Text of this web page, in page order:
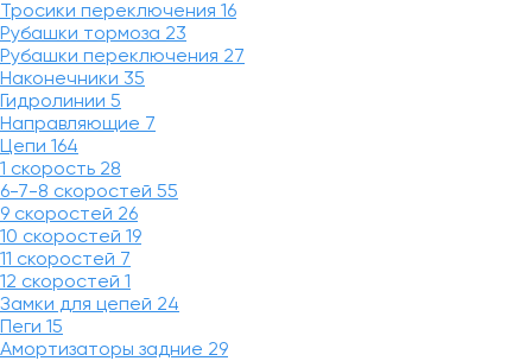
Тросики переключения 16
Рубашки тормоза 23
Рубашки переключения 27
Наконечники 35
Гидролинии 5
Направляющие 7
Цепи 164
1 скорость 28
6-7-8 скоростей 55
9 скоростей 26
10 скоростей 19
11 скоростей 7
12 скоростей 1
Замки для цепей 24
Пеги 15
Амортизаторы задние 29